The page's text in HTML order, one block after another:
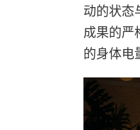
动的状态
成果的严
的身体电